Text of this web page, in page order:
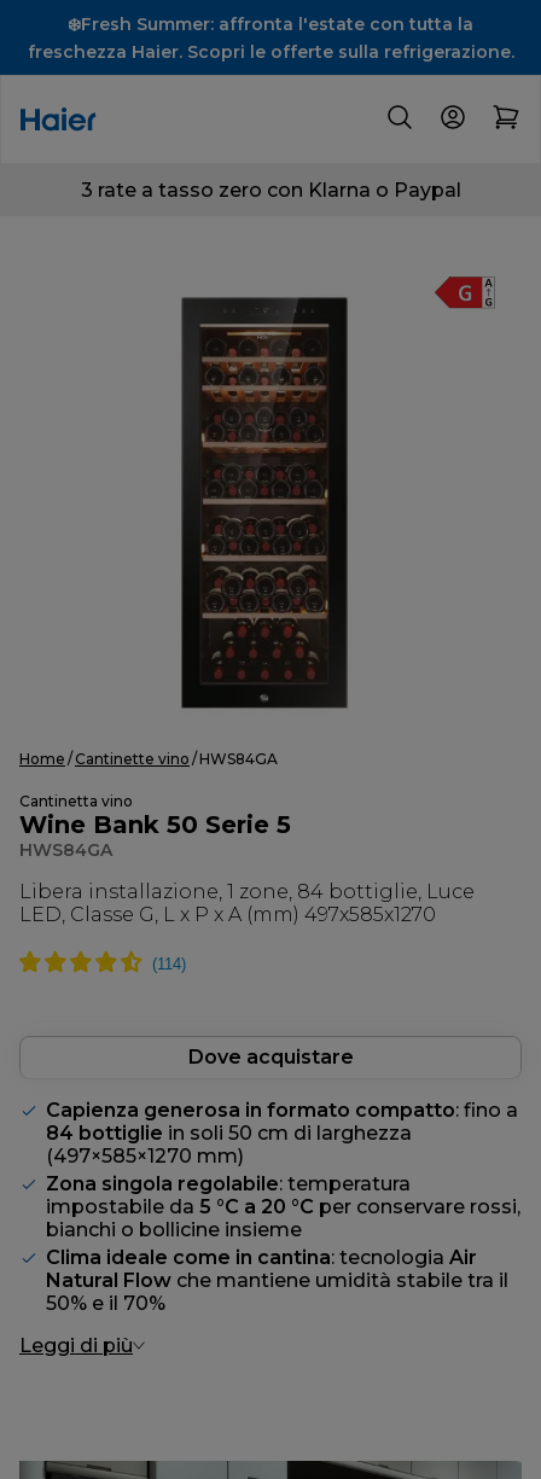
❄️Fresh Summer: affronta l'estate con tutta la
freschezza Haier. Scopri le offerte sulla refrigerazione.
3 rate a tasso zero con Klarna o Paypal
Home Cantinette vino HWS84GA
Cantinetta vino
Wine Bank 50 Serie 5
HWS84GA
Libera installazione, 1 zone, 84 bottiglie, Luce
LED, Classe G, L x P x A (mm) 497x585x1270
Dove acquistare
Capienza generosa in formato compatto: fino a
84 bottiglie in soli 50 cm di larghezza
(497×585×1270 mm)
Zona singola regolabile: temperatura
impostabile da 5 °C a 20 °C per conservare rossi,
bianchi o bollicine insieme
Clima ideale come in cantina: tecnologia Air
Natural Flow che mantiene umidità stabile tra il
50% e il 70%
Leggi di più